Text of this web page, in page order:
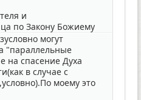
и
по Закону Божиему
могут
"параллельные
на спасение Духа
в случае с
моему это